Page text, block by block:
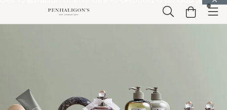
Passer à En-têtePasser à Contenu principal
Passer à